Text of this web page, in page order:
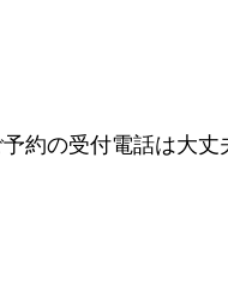
約の受付電話は大丈